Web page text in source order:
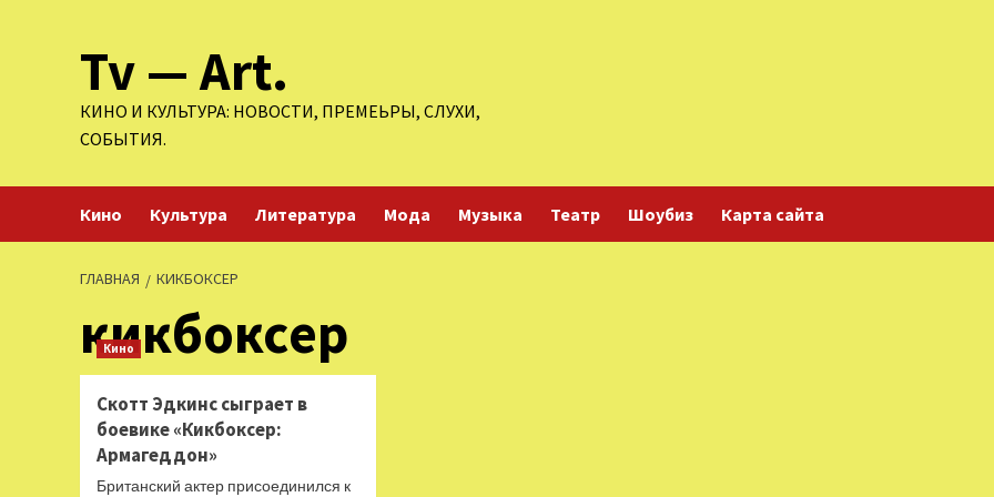
содержимомуTv — Art.
КИНО И КУЛЬТУРА: НОВОСТИ, ПРЕМЕЬРЫ, СЛУХИ,
СОБЫТИЯ.
Кино Культура Литература Мода Музыка Театр Шоубиз Карта сайта
ГЛАВНАЯ КИКБОКСЕР
кикбоксер
Кино
Скотт Эдкинс сыграет в
боевике «Кикбоксер:
Армагеддон»
Британский актер присоединился к